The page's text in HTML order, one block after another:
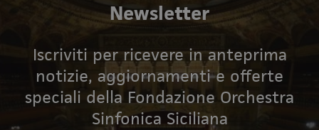
Newsletter
Iscriviti per ricevere in anteprima
notizie, aggiornamenti e offerte
speciali della Fondazione Orchestra
Sinfonica Siciliana